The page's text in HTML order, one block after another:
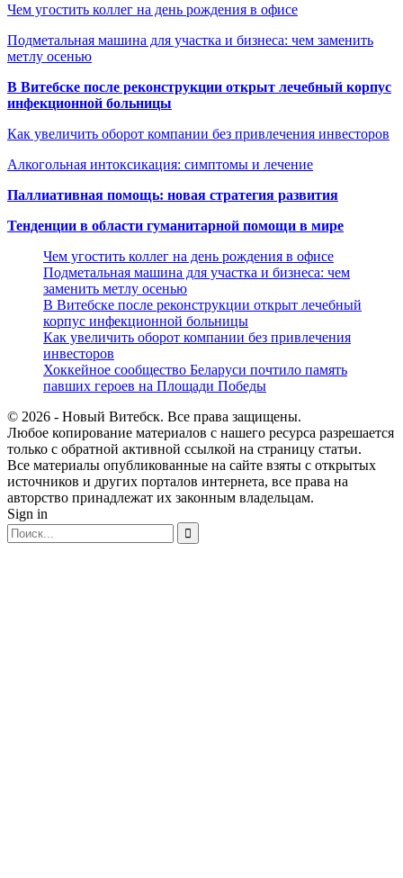
Чем угостить коллег на день рождения в офисе
Подметальная машина для участка и бизнеса: чем заменить
метлу осенью
В Витебске после реконструкции открыт лечебный корпус
инфекционной больницы
Как увеличить оборот компании без привлечения инвесторов
Алкогольная интоксикация: симптомы и лечение
Паллиативная помощь: новая стратегия развития
Тенденции в области гуманитарной помощи в мире
Чем угостить коллег на день рождения в офисе
Подметальная машина для участка и бизнеса: чем
заменить метлу осенью
В Витебске после реконструкции открыт лечебный
корпус инфекционной больницы
Как увеличить оборот компании без привлечения
инвесторов
Хоккейное сообщество Беларуси почтило память
павших героев на Площади Победы
© 2026 - Новый Витебск. Все права защищены.
Любое копирование материалов с нашего ресурса разрешается
только с обратной активной ссылкой на страницу статьи.
Все материалы опубликованные на сайте взяты с открытых
источников и других порталов интернета, все права на
авторство принадлежат их законным владельцам.
Sign in